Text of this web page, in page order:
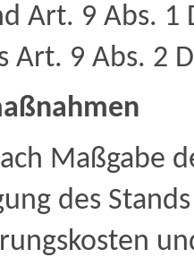
Art. 9 Abs. 1
Art. 9 Abs. 2
Maßgabe
des